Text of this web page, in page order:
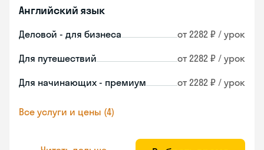
Английский язык
Деловой - для бизнеса от 2282 ₽ / урок
Для путешествий от 2282 ₽ / урок
Для начинающих - премиум от 2282 ₽ / урок
Все услуги и цены (4)